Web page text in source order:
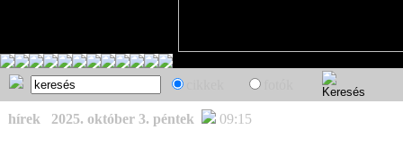
hírek 2025. október 3. péntek 09:15